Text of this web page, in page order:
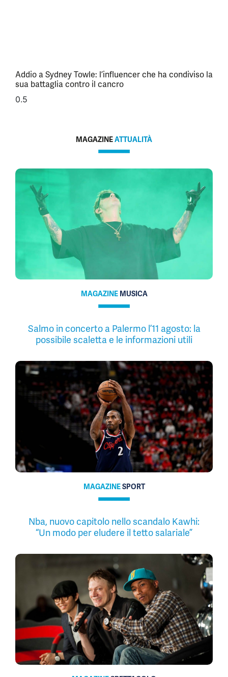
Addio a Sydney Towle: l’influencer che ha condiviso la
sua battaglia contro il cancro
MAGAZINEATTUALITÀ
MAGAZINE MUSICA
Salmo in concerto a Palermo l’11 agosto: la
possibile scaletta e le informazioni utili
MAGAZINESPORT
Nba, nuovo capitolo nello scandalo Kawhi:
“Un modo per eludere il tetto salariale”